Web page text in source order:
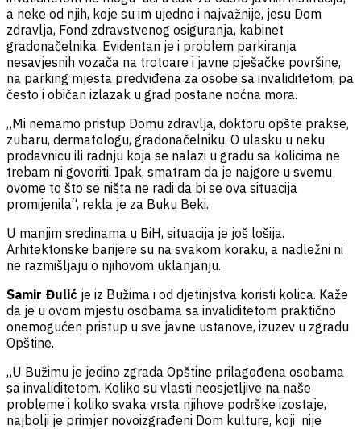
a neke od njih, koje su im ujedno i najvažnije, jesu Dom
zdravlja, Fond zdravstvenog osiguranja, kabinet
gradonačelnika. Evidentan je i problem parkiranja
nesavjesnih vozača na trotoare i javne pješačke površine,
na parking mjesta predviđena za osobe sa invaliditetom, pa
često i običan izlazak u grad postane noćna mora.
„Mi nemamo pristup Domu zdravlja, doktoru opšte prakse,
zubaru, dermatologu, gradonačelniku. O ulasku u neku
prodavnicu ili radnju koja se nalazi u gradu sa kolicima ne
trebam ni govoriti. Ipak, smatram da je najgore u svemu
ovome to što se ništa ne radi da bi se ova situacija
promijenila“, rekla je za Buku Beki.
U manjim sredinama u BiH, situacija je još lošija.
Arhitektonske barijere su na svakom koraku, a nadležni ni
ne razmišljaju o njihovom uklanjanju.
Samir Đulić je iz Bužima i od djetinjstva koristi kolica. Kaže
da je u ovom mjestu osobama sa invaliditetom praktično
onemogućen pristup u sve javne ustanove, izuzev u zgradu
Opštine.
„U Bužimu je jedino zgrada Opštine prilagođena osobama
sa invaliditetom. Koliko su vlasti neosjetljive na naše
probleme i koliko svaka vrsta njihove podrške izostaje,
najbolji je primjer novoizgrađeni Dom kulture, koji nije